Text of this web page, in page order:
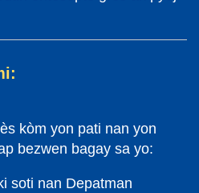
kòm yon pati nan yon
bezwen bagay sa yo:
soti nan Depatman